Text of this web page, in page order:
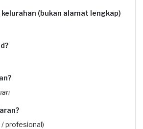
(bukan alamat lengkap)
/ profesional)